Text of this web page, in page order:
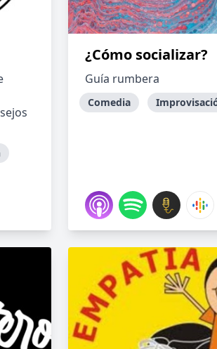
¿Cómo socializar?
Guía rumbera
Comedia